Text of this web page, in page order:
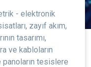
- elektronik
zayıf akım,
tasarımı,
ve kabloların
panoların tesislere